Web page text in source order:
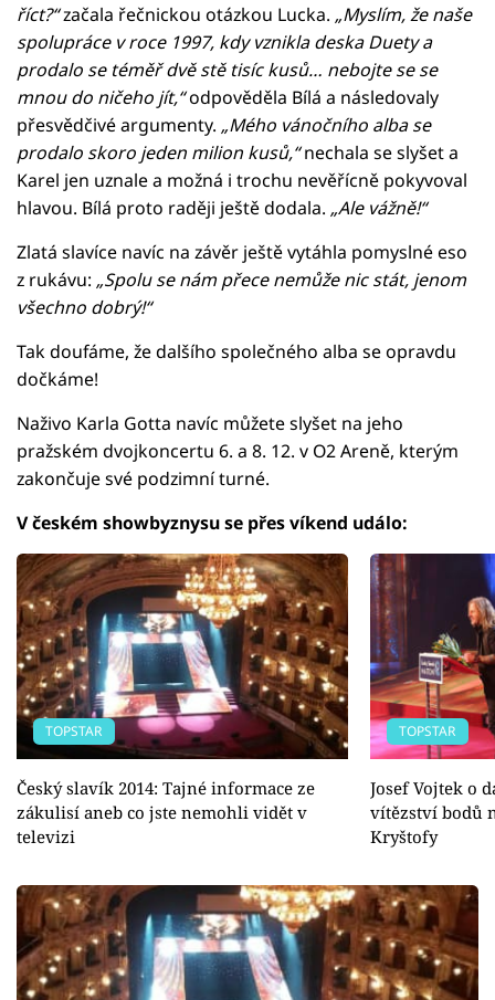
říct?“začala řečnickou otázkou Lucka. „Myslím, že naše
spolupráce v roce 1997, kdy vznikla deska Duety a
prodalo se téměř dvě stě tisíc kusů… nebojte se se
mnou do ničeho jít,“odpověděla Bílá a následovaly
přesvědčivé argumenty. „Mého vánočního alba se
prodalo skoro jeden milion kusů,“nechala se slyšet a
Karel jen uznale a možná i trochu nevěřícně pokyvoval
hlavou. Bílá proto raději ještě dodala. „Ale vážně!“
Zlatá slavíce navíc na závěr ještě vytáhla pomyslné eso
z rukávu: „Spolu se nám přece nemůže nic stát, jenom
všechno dobrý!“
Tak doufáme, že dalšího společného alba se opravdu
dočkáme!
Naživo Karla Gotta navíc můžete slyšet na jeho
pražském dvojkoncertu 6. a 8. 12. v O2 Areně, kterým
zakončuje své podzimní turné.
V českém showbyznysu se přes víkend událo:
TOPSTAR
Český slavík 2014: Tajné informace ze
zákulisí aneb co jste nemohli vidět v
televizi
TOPSTAR
Josef Vojtek o
vítězství bodů
Kryštofy